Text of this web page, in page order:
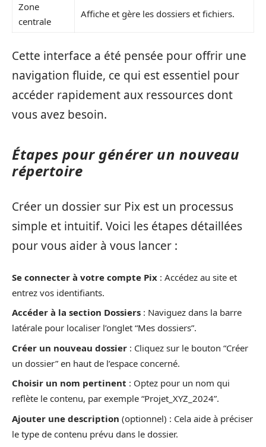
Zone
centrale
Affiche et gère les dossiers et fichiers.
Cette interface a été pensée pour offrir une
navigation fluide, ce qui est essentiel pour
accéder rapidement aux ressources dont
vous avez besoin.
Étapes pour générer un nouveau
répertoire
Créer un dossier sur Pix est un processus
simple et intuitif. Voici les étapes détaillées
pour vous aider à vous lancer :
Se connecter à votre compte Pix : Accédez au site et
entrez vos identifiants.
Accéder à la section Dossiers : Naviguez dans la barre
latérale pour localiser l’onglet “Mes dossiers”.
Créer un nouveau dossier : Cliquez sur le bouton “Créer
un dossier” en haut de l’espace concerné.
Choisir un nom pertinent : Optez pour un nom qui
reflète le contenu, par exemple “Projet_XYZ_2024”.
Ajouter une description (optionnel) : Cela aide à préciser
le type de contenu prévu dans le dossier.